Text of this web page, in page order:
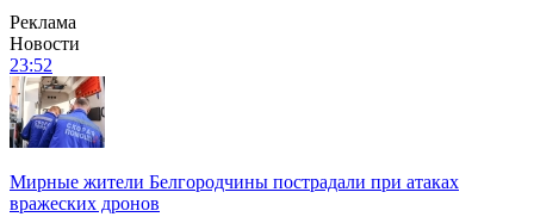
Реклама
Новости
23:52
Мирные жители Белгородчины пострадали при атаках
вражеских дронов